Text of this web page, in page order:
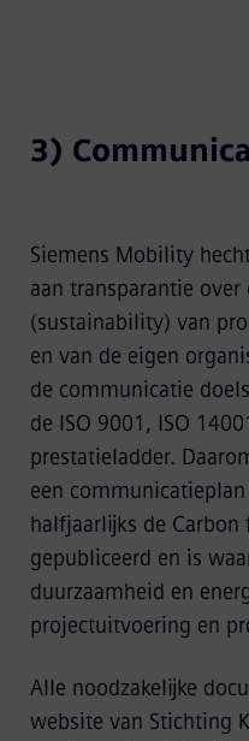
3)
Siemens Mobility
aan transparantie over
(sustainability) van
en van de eigen
de communicatie
de ISO 9001, ISO
prestatieladder.
een
halfjaarlijks de
gepubliceerd en is
duurzaamheid en
projectuitvoering en
Alle noodzakelijke
website van Stichting